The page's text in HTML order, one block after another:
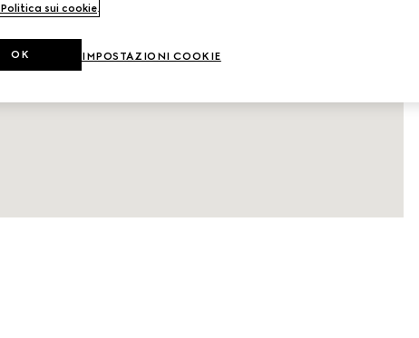
Politica sui cookie
IMPOSTAZIONI COOKIE
OK